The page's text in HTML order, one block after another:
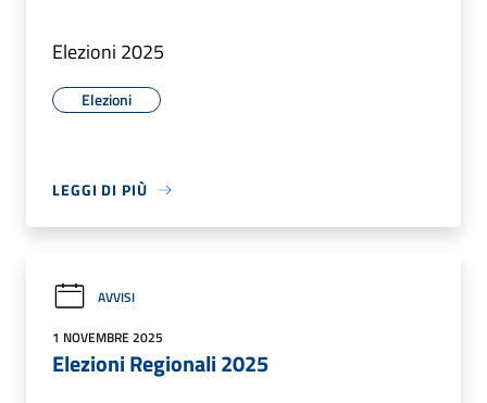
Elezioni 2025
Elezioni
LEGGI DI PIÙ
AVVISI
1 NOVEMBRE 2025
Elezioni Regionali 2025